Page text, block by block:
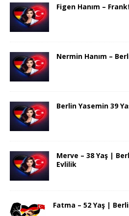
Figen Hanım –
Nermin Hanım –
Berlin Yasemin 39
Merve – 38 Yaş |
Evlilik
Fatma – 52 Yaş |